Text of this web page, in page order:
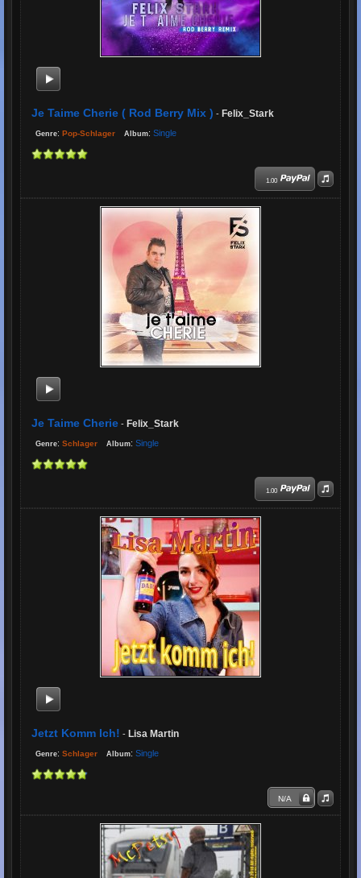
Je Taime Cherie ( Rod Berry Mix ) - Felix_Stark
Genre: Pop-Schlager Album: Single
1.00
Je Taime Cherie - Felix_Stark
Genre: Schlager Album: Single
1.00
Jetzt Komm Ich! - Lisa Martin
Genre: Schlager Album: Single
N/A